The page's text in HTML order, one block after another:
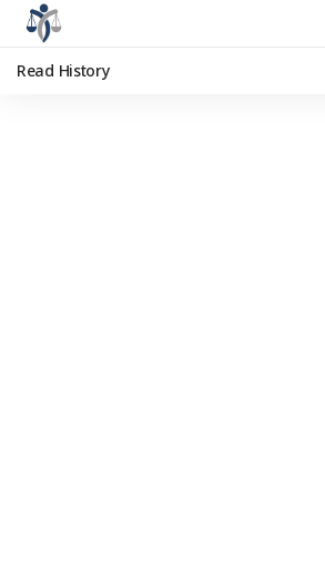
Read History